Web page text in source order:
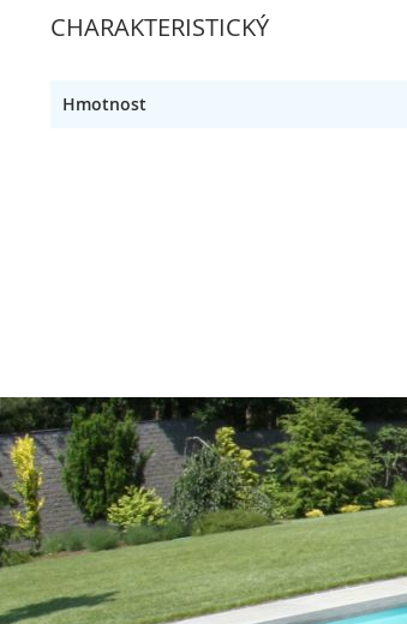
CHARAKTERISTICKÝ
Hmotnost